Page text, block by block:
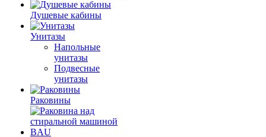
Душевые кабины
Унитазы
Напольные
унитазы
Подвесные
унитазы
Раковины